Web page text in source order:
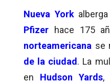
Nueva York
Pfizer hace 175
norteamericana se
de la ciudad. La
en Hudson Yards,